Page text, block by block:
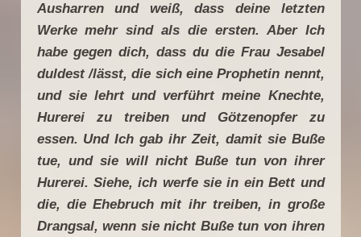
Ausharren und weiß, dass deine letzten
Werke mehr sind als die ersten. Aber Ich
habe gegen dich, dass du die Frau Jesabel
duldest /lässt, die sich eine Prophetin nennt,
und sie lehrt und verführt meine Knechte,
Hurerei zu treiben und Götzenopfer zu
essen. Und Ich gab ihr Zeit, damit sie Buße
tue, und sie will nicht Buße tun von ihrer
Hurerei. Siehe, ich werfe sie in ein Bett und
die, die Ehebruch mit ihr treiben, in große
Drangsal, wenn sie nicht Buße tun von ihren